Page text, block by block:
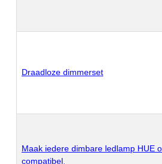
Draadloze dimmerset
Maak iedere dimbare ledlamp HUE
compatibel.